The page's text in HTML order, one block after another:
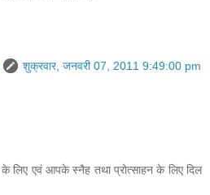
शुक्रवार, जनवरी 07, 2011 9:49:00 pm
लिए एवं आपके स्नैह तथा प्रोत्साहन के लिए दिल